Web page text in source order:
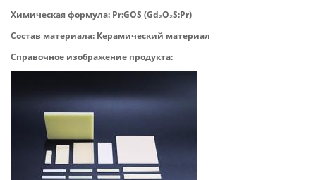
Химическая формула: Pr:GOS (Gd₂O₂S:Pr)
Состав материала: Керамический материал
Справочное изображение продукта: